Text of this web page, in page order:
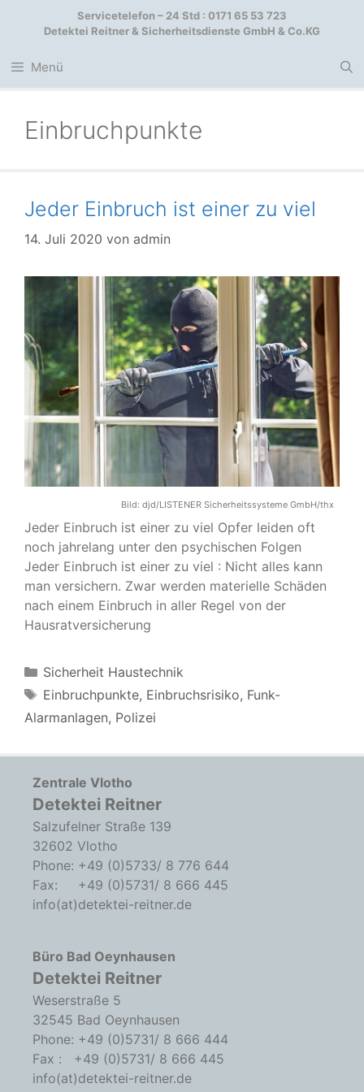
Servicetelefon – 24 Std : 0171 65 53 723
Detektei Reitner & Sicherheitsdienste GmbH & Co.KG
Menü
Einbruchpunkte
Jeder Einbruch ist einer zu viel
14. Juli 2020 von admin
Bild: djd/LISTENER Sicherheitssysteme GmbH/thx
Jeder Einbruch ist einer zu viel Opfer leiden oft
noch jahrelang unter den psychischen Folgen
Jeder Einbruch ist einer zu viel : Nicht alles kann
man versichern. Zwar werden materielle Schäden
nach einem Einbruch in aller Regel von der
Hausratversicherung
Kategorien
Sicherheit Haustechnik
Schlagwörter
Einbruchpunkte, Einbruchsrisiko, Funk-
Alarmanlagen, Polizei
Zentrale Vlotho
Detektei Reitner
Salzufelner Straße 139
32602 Vlotho
Phone: +49 (0)5733/ 8 776 644
Fax: +49 (0)5731/ 8 666 445
info(at)detektei-reitner.de
Büro Bad Oeynhausen
Detektei Reitner
Weserstraße 5
32545 Bad Oeynhausen
Phone: +49 (0)5731/ 8 666 444
Fax : +49 (0)5731/ 8 666 445
info(at)detektei-reitner.de